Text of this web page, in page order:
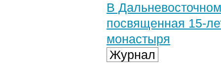
В
посвященная 15-
монастыря
Журнал